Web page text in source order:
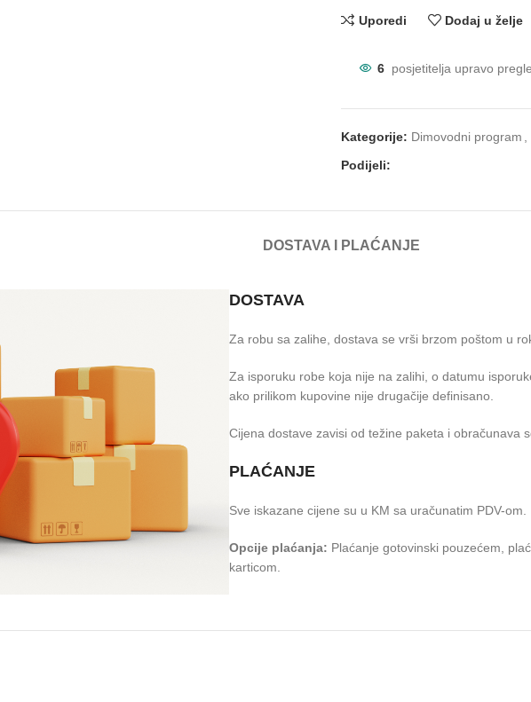
Uporedi Dodaj u želje
6 posjetitelja upravo
Kategorije: Dimovodni program
Podijeli:
DOSTAVA I PLAĆANJE
DOSTAVA
Za robu sa zalihe, dostava se vrši brzom poštom u
Za isporuku robe koja nije na zalihi, o datumu
ako prilikom kupovine nije drugačije definisano.
Cijena dostave zavisi od težine paketa i obračunava
PLAĆANJE
Sve iskazane cijene su u KM sa uračunatim PDV-om.
Opcije plaćanja: Plaćanje gotovinski pouzećem,
karticom.